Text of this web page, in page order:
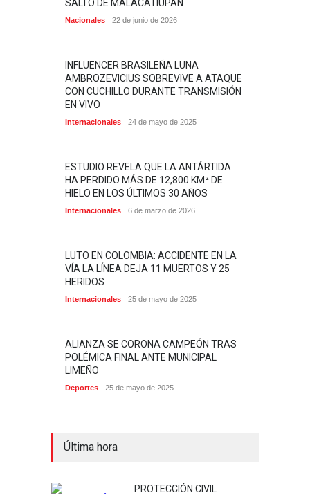
SALTO DE MALACATIUPÁN
Nacionales 22 de junio de 2026
INFLUENCER BRASILEÑA LUNA
AMBROZEVICIUS SOBREVIVE A ATAQUE
CON CUCHILLO DURANTE TRANSMISIÓN
EN VIVO
Internacionales 24 de mayo de 2025
ESTUDIO REVELA QUE LA ANTÁRTIDA
HA PERDIDO MÁS DE 12,800 KM² DE
HIELO EN LOS ÚLTIMOS 30 AÑOS
Internacionales 6 de marzo de 2026
LUTO EN COLOMBIA: ACCIDENTE EN LA
VÍA LA LÍNEA DEJA 11 MUERTOS Y 25
HERIDOS
Internacionales 25 de mayo de 2025
ALIANZA SE CORONA CAMPEÓN TRAS
POLÉMICA FINAL ANTE MUNICIPAL
LIMEÑO
Deportes 25 de mayo de 2025
Última hora
PROTECCIÓN CIVIL